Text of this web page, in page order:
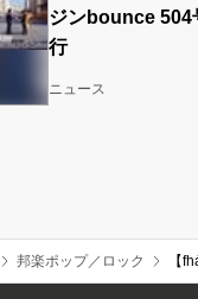
ジンbounce 504
行
ニュース
邦楽ポップ／ロック 【